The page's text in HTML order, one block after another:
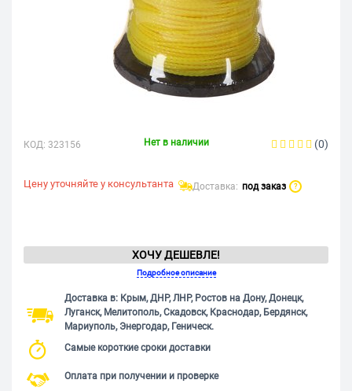
КОД: 323156 Нет в наличии (0)
Цену уточняйте у консультанта Доставка: под заказ ?
ХОЧУ ДЕШЕВЛЕ!
Подробное описание
Доставка в: Крым, ДНР, ЛНР, Ростов на Дону, Донецк,
Луганск, Мелитополь, Скадовск, Краснодар, Бердянск,
Мариуполь, Энергодар, Геническ.
Самые короткие сроки доставки
Оплата при получении и проверке